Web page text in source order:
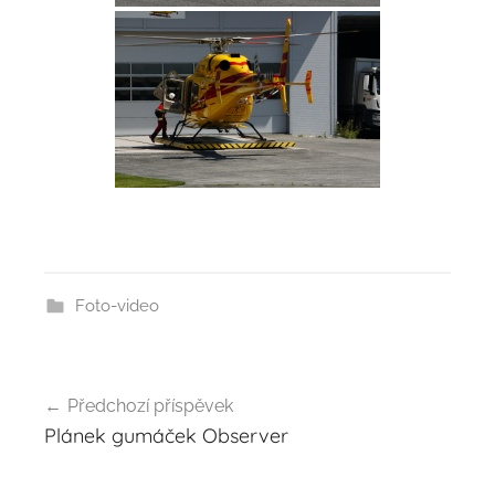
Foto-video
pro
Předchozí příspěvek
Plánek gumáček Observer